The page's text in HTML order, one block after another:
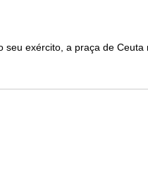
exército, a praça de Ceuta